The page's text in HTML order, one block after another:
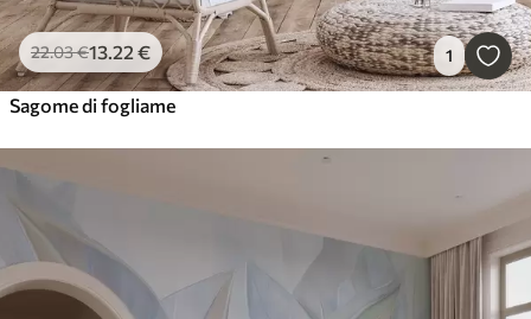
22.03€13.22 € 1
Sagome di fogliame